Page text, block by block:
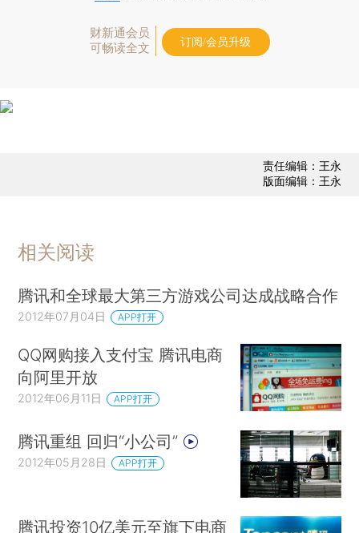
财新通会员
可畅读全文
订阅/会员升级
责任编辑：王永
版面编辑：王永
相关阅读
腾讯和全球最大第三方游戏公司达成战略合作
2012年07月04日 APP打开
QQ网购接入支付宝 腾讯电商
向阿里开放
2012年06月11日 APP打开
腾讯重组 回归“小公司”
2012年05月28日 APP打开
腾讯投资10亿美元至旗下电商